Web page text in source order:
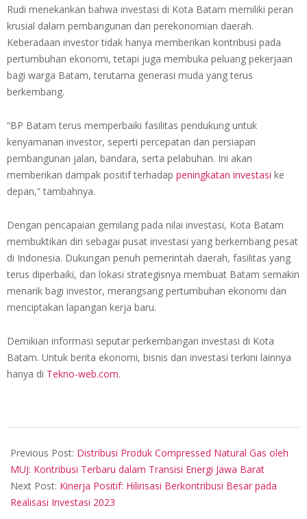
Rudi menekankan bahwa investasi di Kota Batam memiliki peran
krusial dalam pembangunan dan perekonomian daerah.
Keberadaan investor tidak hanya memberikan kontribusi pada
pertumbuhan ekonomi, tetapi juga membuka peluang pekerjaan
bagi warga Batam, terutama generasi muda yang terus
berkembang.
“BP Batam terus memperbaiki fasilitas pendukung untuk
kenyamanan investor, seperti percepatan dan persiapan
pembangunan jalan, bandara, serta pelabuhan. Ini akan
memberikan dampak positif terhadap peningkatan investasi ke
depan,” tambahnya.
Dengan pencapaian gemilang pada nilai investasi, Kota Batam
membuktikan diri sebagai pusat investasi yang berkembang pesat
di Indonesia. Dukungan penuh pemerintah daerah, fasilitas yang
terus diperbaiki, dan lokasi strategisnya membuat Batam semakin
menarik bagi investor, merangsang pertumbuhan ekonomi dan
menciptakan lapangan kerja baru.
Demikian informasi seputar perkembangan investasi di Kota
Batam. Untuk berita ekonomi, bisnis dan investasi terkini lainnya
hanya di Tekno-web.com.
12-
08
Previous Post: Distribusi Produk Compressed Natural Gas oleh
MUJ: Kontribusi Terbaru dalam Transisi Energi Jawa Barat
Next Post: Kinerja Positif: Hilirisasi Berkontribusi Besar pada
Realisasi Investasi 2023